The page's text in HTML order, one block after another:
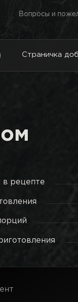
Вопросы и
Страничка
в рецепте